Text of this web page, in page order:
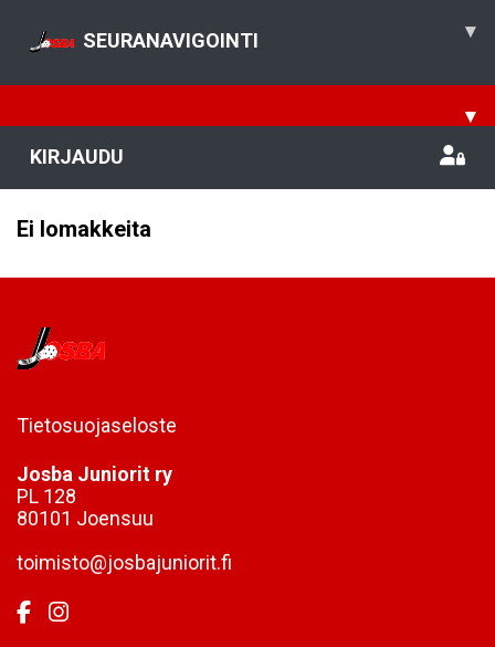
SEURANAVIGOINTI ▾
▾
KIRJAUDU
Ei lomakkeita
Tietosuojaseloste
Josba Juniorit ry
PL 128
80101 Joensuu
toimisto@josbajuniorit.fi